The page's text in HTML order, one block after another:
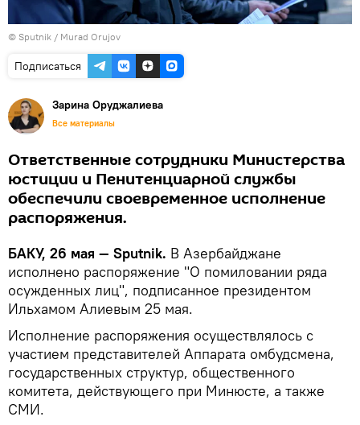
© Sputnik / Murad Orujov
Подписаться
Зарина Оруджалиева
Все материалы
Ответственные сотрудники Министерства
юстиции и Пенитенциарной службы
обеспечили своевременное исполнение
распоряжения.
БАКУ, 26 мая — Sputnik. В Азербайджане
исполнено распоряжение "О помиловании ряда
осужденных лиц", подписанное президентом
Ильхамом Алиевым 25 мая.
Исполнение распоряжения осуществлялось с
участием представителей Аппарата омбудсмена,
государственных структур, общественного
комитета, действующего при Минюсте, а также
СМИ.